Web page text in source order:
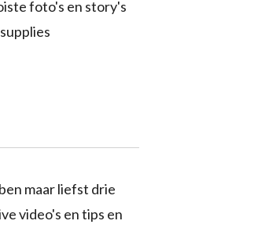
foto's en story's
maar liefst drie
video's en tips en